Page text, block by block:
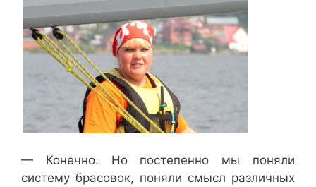
— Конечно. Но постепенно мы поняли
систему брасовок, поняли смысл различных